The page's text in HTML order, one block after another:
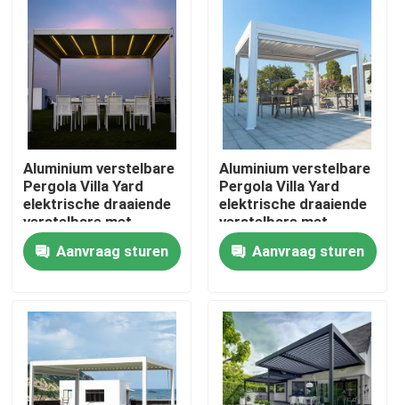
Fabrieksreis
Kwaliteitscontrole
Contacteer ons
Nieuws
De Pergola van het aluminiumterras
De Pergola van aluminiumlouvered
Aluminium verstelbare
Pergola Villa Yard
elektrische draaiende
verstelbare met
uittrekbaar dak
Aanvraag sturen
Aluminium verstelbare
Pergola Villa Yard
elektrische draaiende
verstelbare met
uittrekbaar dak
Aanvraag sturen